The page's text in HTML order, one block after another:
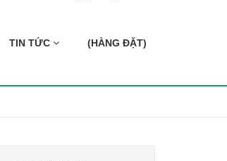
TIN TỨC (HÀNG ĐẶT)